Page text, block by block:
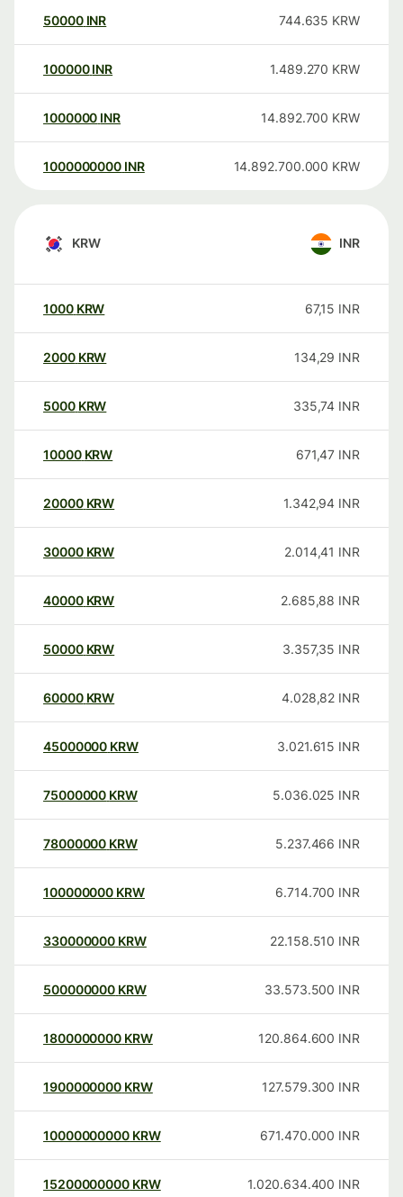
50000 INR 744.635 KRW
100000 INR 1.489.270 KRW
1000000 INR 14.892.700 KRW
1000000000 INR 14.892.700.000 KRW
KRW INR
1000 KRW 67,15 INR
2000 KRW 134,29 INR
5000 KRW 335,74 INR
10000 KRW 671,47 INR
20000 KRW 1.342,94 INR
30000 KRW 2.014,41 INR
40000 KRW 2.685,88 INR
50000 KRW 3.357,35 INR
60000 KRW 4.028,82 INR
45000000 KRW 3.021.615 INR
75000000 KRW 5.036.025 INR
78000000 KRW 5.237.466 INR
100000000 KRW 6.714.700 INR
330000000 KRW 22.158.510 INR
500000000 KRW 33.573.500 INR
1800000000 KRW 120.864.600 INR
1900000000 KRW 127.579.300 INR
10000000000 KRW 671.470.000 INR
15200000000 KRW 1.020.634.400 INR